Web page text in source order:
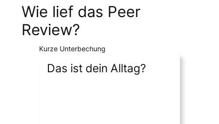
Wie lief das Peer
Review?
Kurze Unterbechung
Das ist dein Alltag?